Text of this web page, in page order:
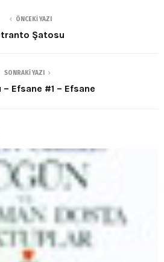
ÖNCEKI YAZI
Şatosu
SONRAKI YAZI
– Efsane #1 – Efsane